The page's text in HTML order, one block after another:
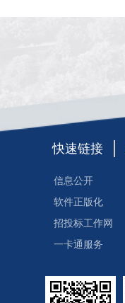
快速链接
信息公开
软件正版化
招投标工作网
一卡通服务